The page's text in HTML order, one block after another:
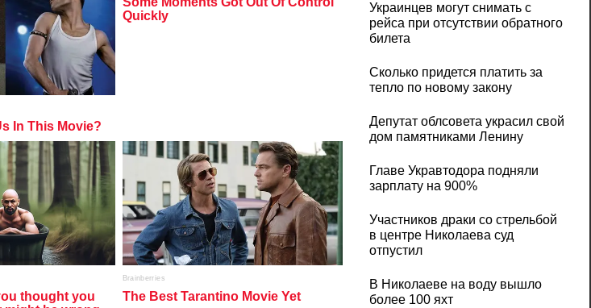
Украинцев могут снимать с
рейса при отсутствии обратного
билета
Сколько придется платить за
тепло по новому закону
Депутат облсовета украсил свой
дом памятниками Ленину
Главе Укравтодора подняли
зарплату на 900%
Участников драки со стрельбой
в центре Николаева суд
отпустил
В Николаеве на воду вышло
более 100 яхт